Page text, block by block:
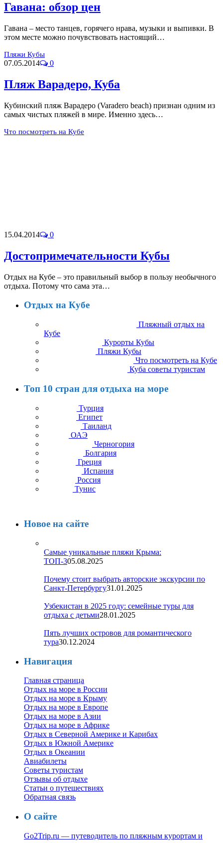
Гавана: обзор цен
Гавана – место танцев, горячего нрава, музыки и выпивки. В
этом месте можно почувствовать настоящий…
Пляжи Кубы
07.05.2014 0
Пляж Варадеро, Куба
Кубинский пляж Варадеро (Varadero beach) признан одним из
самых чистых пляжей в мире. Именно здесь…
Что посмотреть на Кубе
15.04.2014 0
Достопримечательности Кубы
Отдых на Кубе – это правильный выбор в пользу необычного
отдыха. Потому что сама эта…
Отдых на Кубе
Пляжный отдых на
Кубе
Курорты Кубы
Пляжи Кубы
Что посмотреть на Кубе
Куба советы туристам
Топ 10 стран для отдыха на море
Турция
Египет
Таиланд
ОАЭ
Черногория
Болгария
Греция
Испания
Россия
Тунис
Новое на сайте
Самые уникальные пляжи Крыма:
ТОП-305.08.2025
Почему стоит выбрать авторские экскурсии по
Санкт-Петербургу31.01.2025
Узбекистан в 2025 году: семейные туры для
отдыха с детьми28.01.2025
Пять лучших островов для романтического
тура30.12.2024
Навигация
Главная страница
Отдых на море в России
Отдых на море в Крыму
Отдых на море в Европе
Отдых на море в Азии
Отдых на море в Африке
Отдых в Северной Америке и Карибах
Отдых в Южной Америке
Отдых в Океании
Авиабилеты
Советы туристам
Отзывы об отдыхе
Статьи о путешествиях
Обратная связь
О сайте
Go2Trip.ru — путеводитель по пляжным курортам и